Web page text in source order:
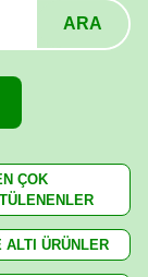
ARA
ÇOK
ALTI ÜRÜNLER